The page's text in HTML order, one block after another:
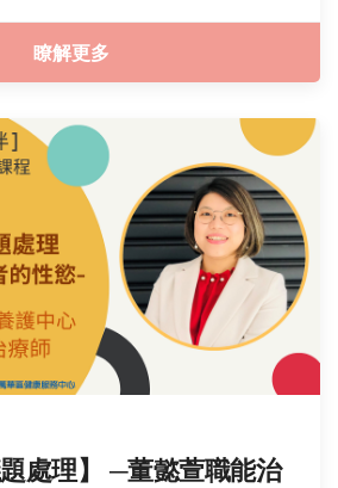
瞭解更多
題處理】 ─董懿萱職能治